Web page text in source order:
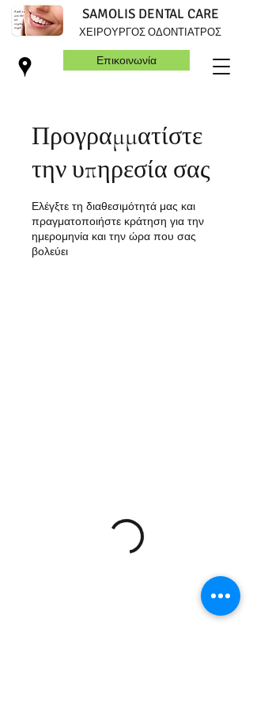
SAMOLIS DENTAL CARE
ΧΕΙΡΟΥΡΓΟΣ ΟΔΟΝΤΙΑΤΡΟΣ
Επικοινωνία
Προγραμματίστε
την υπηρεσία σας
Ελέγξτε τη διαθεσιμότητά μας και
πραγματοποιήστε κράτηση για την
ημερομηνία και την ώρα που σας
βολεύει